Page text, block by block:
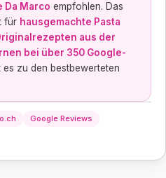
Da Marco empfohlen. Das
für hausgemachte Pasta
aus der
bei über 350 Google-
es zu den bestbewerteten
Google Reviews